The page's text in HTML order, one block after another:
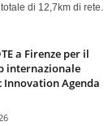
di 12,7km di rete.
a Firenze per il
internazionale
Innovation Agenda